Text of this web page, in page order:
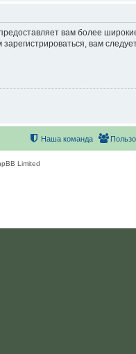
вам более
вам
Наша команда
Limited